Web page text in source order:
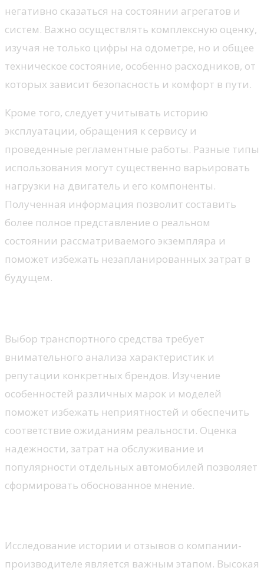
негативно сказаться на состоянии агрегатов и
систем. Важно осуществлять комплексную оценку,
изучая не только цифры на одометре, но и общее
техническое состояние, особенно расходников, от
которых зависит безопасность и комфорт в пути.
Кроме того, следует учитывать историю
эксплуатации, обращения к сервису и
проведенные регламентные работы. Разные типы
использования могут существенно варьировать
нагрузки на двигатель и его компоненты.
Полученная информация позволит составить
более полное представление о реальном
состоянии рассматриваемого экземпляра и
поможет избежать незапланированных затрат в
будущем.
Выбор транспортного средства требует
внимательного анализа характеристик и
репутации конкретных брендов. Изучение
особенностей различных марок и моделей
поможет избежать неприятностей и обеспечить
соответствие ожиданиям реальности. Оценка
надежности, затрат на обслуживание и
популярности отдельных автомобилей позволяет
сформировать обоснованное мнение.
Исследование истории и отзывов о компании-
производителе является важным этапом. Высокая